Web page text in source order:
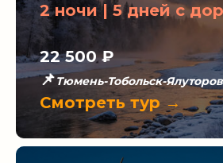
2 ночи | 5 дней с
22 500 ₽
📌Тюмень-Тобольск-
Смотреть тур →